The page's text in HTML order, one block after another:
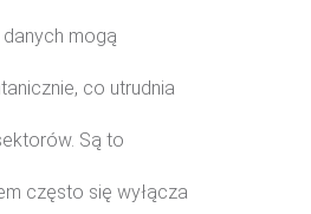
mogą
co utrudnia
Są to
często się wyłącza